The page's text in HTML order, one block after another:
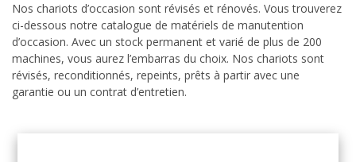
Nos chariots d’occasion sont révisés et rénovés. Vous trouverez
ci-dessous notre catalogue de matériels de manutention
d’occasion. Avec un stock permanent et varié de plus de 200
machines, vous aurez l’embarras du choix. Nos chariots sont
révisés, reconditionnés, repeints, prêts à partir avec une
garantie ou un contrat d’entretien.